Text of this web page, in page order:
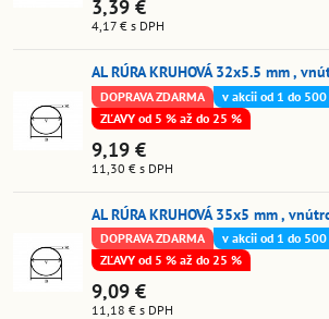
3,39 €
4,17 € s DPH
AL RÚRA KRUHOVÁ 32x5.5 mm ,
DOPRAVA ZDARMA
v akcii od 1 do
ZĽAVY od 5 % až do 25 %
9,19 €
11,30 € s DPH
AL RÚRA KRUHOVÁ 35x5 mm ,
DOPRAVA ZDARMA
v akcii od 1 do
ZĽAVY od 5 % až do 25 %
9,09 €
11,18 € s DPH